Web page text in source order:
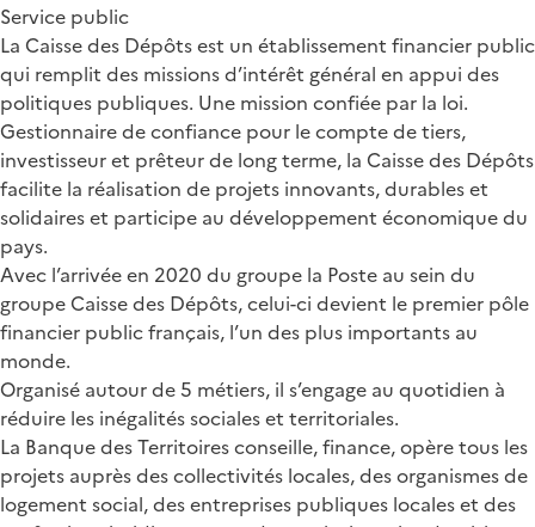
Service public
La Caisse des Dépôts est un établissement financier public
qui remplit des missions d’intérêt général en appui des
politiques publiques. Une mission confiée par la loi.
Gestionnaire de confiance pour le compte de tiers,
investisseur et prêteur de long terme, la Caisse des Dépôts
facilite la réalisation de projets innovants, durables et
solidaires et participe au développement économique du
pays.
Avec l’arrivée en 2020 du groupe la Poste au sein du
groupe Caisse des Dépôts, celui-ci devient le premier pôle
financier public français, l’un des plus importants au
monde.
Organisé autour de 5 métiers, il s’engage au quotidien à
réduire les inégalités sociales et territoriales.
La Banque des Territoires conseille, finance, opère tous les
projets auprès des collectivités locales, des organismes de
logement social, des entreprises publiques locales et des